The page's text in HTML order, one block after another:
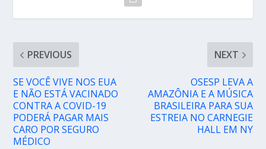
PREVIOUS
SE VOCÊ VIVE NOS EUA
E NÃO ESTÁ VACINADO
CONTRA A COVID-19
PODERÁ PAGAR MAIS
CARO POR SEGURO
MÉDICO
NEXT
OSESP LEVA A
AMAZÔNIA E A MÚSICA
BRASILEIRA PARA SUA
ESTREIA NO CARNEGIE
HALL EM NY